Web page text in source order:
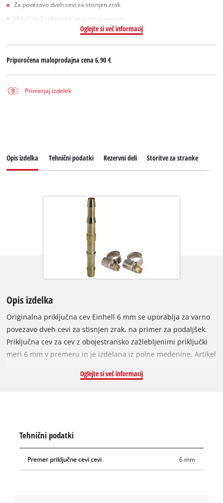
Za povezavo dveh cevi za stisnjen zrak
Vključuje 2x objemko za varno povezavo
Oglejte si več informacij
Priporočena maloprodajna cena6,90 €
Primerjaj izdelek
Opis izdelka Tehnični podatki Rezervni deli Storitve za stranke
Opis izdelka
Originalna priključna cev Einhell 6 mm se uporablja za varno
povezavo dveh cevi za stisnjen zrak, na primer za podaljšek.
Priključna cev za cev z obojestransko zažlebljenimi priključki
meri 6 mm v premeru in je izdelana iz polne medenine. Artikel
Oglejte si več informacij
Tehnični podatki
Premer priključne cevi cevi 6 mm